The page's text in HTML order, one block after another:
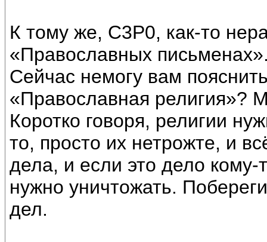
К тому же, С3Р0, как-то
«Православных
Сейчас немогу вам
«Православная религия»?
Коротко говоря, религии
то, просто их нетрожте, и
дела, и если это дело кому-
нужно уничтожать.
дел.